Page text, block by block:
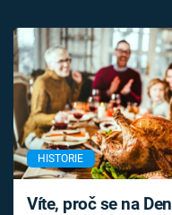
HISTORIE
Víte, proč se na Den